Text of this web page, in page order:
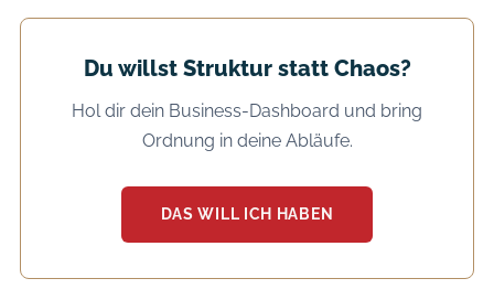
Du willst Struktur statt Chaos?
Hol dir dein Business-Dashboard und bring
Ordnung in deine Abläufe.
DAS WILL ICH HABEN